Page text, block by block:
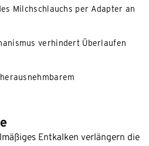
Milchschlauchs per Adapter an
verhindert Überlaufen
Entkalken verlängern die